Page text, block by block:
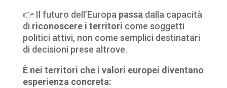
👉Il futuro dell’Europa passadalla capacità
di riconoscere i territori come soggetti
politici attivi, non come semplici destinatari
di decisioni prese altrove.
È nei territori che i valori europei diventano
esperienza concreta: